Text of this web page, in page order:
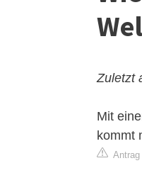
Zuletzt
Mit
kommt